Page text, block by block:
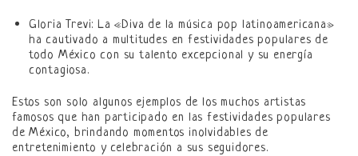
Gloria Trevi: La «Diva de la música pop latinoamericana»
ha cautivado a multitudes en festividades populares de
todo México con su talento excepcional y su energía
contagiosa.
Estos son solo algunos ejemplos de los muchos artistas
famosos que han participado en las festividades populares
de México, brindando momentos inolvidables de
entretenimiento y celebración a sus seguidores.